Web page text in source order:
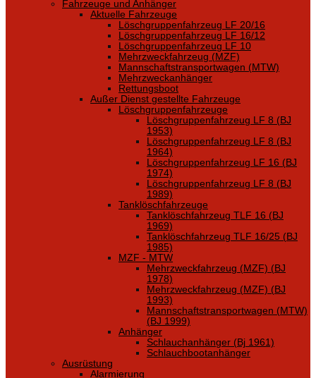
Fahrzeuge und Anhänger
Aktuelle Fahrzeuge
Löschgruppenfahrzeug LF 20/16
Löschgruppenfahrzeug LF 16/12
Löschgruppenfahrzeug LF 10
Mehrzweckfahrzeug (MZF)
Mannschaftstransportwagen (MTW)
Mehrzweckanhänger
Rettungsboot
Außer Dienst gestellte Fahrzeuge
Löschgruppenfahrzeuge
Löschgruppenfahrzeug LF 8 (BJ
1953)
Löschgruppenfahrzeug LF 8 (BJ
1964)
Löschgruppenfahrzeug LF 16 (BJ
1974)
Löschgruppenfahrzeug LF 8 (BJ
1989)
Tanklöschfahrzeuge
Tanklöschfahrzeug TLF 16 (BJ
1969)
Tanklöschfahrzeug TLF 16/25 (BJ
1985)
MZF - MTW
Mehrzweckfahrzeug (MZF) (BJ
1978)
Mehrzweckfahrzeug (MZF) (BJ
1993)
Mannschaftstransportwagen (MTW)
(BJ 1999)
Anhänger
Schlauchanhänger (Bj 1961)
Schlauchbootanhänger
Ausrüstung
Alarmierung